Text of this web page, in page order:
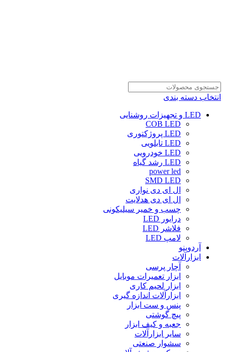
انتخاب دسته بندی
LED و تجهیزات روشنایی
COB LED
LED پروژکتوری
LED تابلویی
LED خودرویی
LED رشد گیاه
power led
SMD LED
ال ای دی نواری
ال ای دی هدلایت
چسب و خمیر سیلیکونی
درایور LED
فلاشر LED
لامپ LED
آردوینو
ابزارآلات
آچار پرسی
ابزار تعمیرات موبایل
ابزار لحیم کاری
ابزارآلات اندازه گیری
پنس و ست ابزار
پیچ گوشتی
جعبه و کیف ابزار
سایر ابزارآلات
سشوار صنعتی